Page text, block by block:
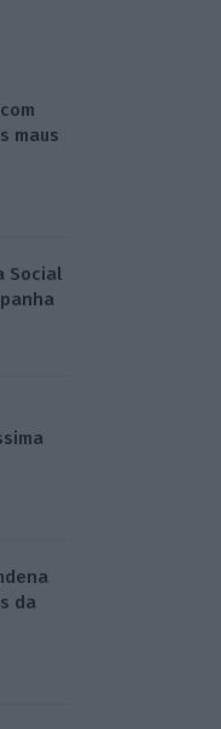
maus
Social
da